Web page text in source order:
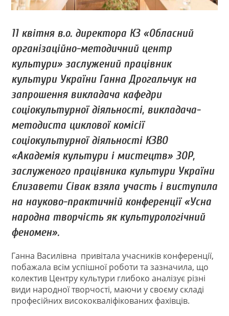
11 квітня в.о. директора КЗ «Обласний
організаційно-методичний центр
культури» заслужений працівник
культури України Ганна Дрогальчук на
запрошення викладача кафедри
соціокультурної діяльності, викладача-
методиста циклової комісії
соціокультурної діяльності КЗВО
«Академія культури і мистецтв» ЗОР,
заслуженого працівника культури України
Єлизавети Сівак взяла участь і виступила
на науково-практичній конференції «Усна
народна творчість як культурологічний
феномен».
Ганна Василівна привітала учасників конференції,
побажала всім успішної роботи та зазначила, що
колектив Центру культури глибоко аналізує різні
види народної творчості, маючи у своєму складі
професійних висококваліфікованих фахівців.